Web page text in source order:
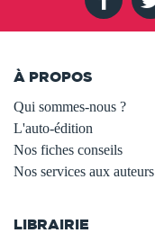
À PROPOS
Qui sommes-nous ?
L'auto-édition
Nos fiches conseils
Nos services aux auteurs
LIBRAIRIE